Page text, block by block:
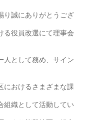
り誠にありがとうござ
る役員改選にて理事会
として務め、サイン
おけるさまざまな課
組織として活動してい